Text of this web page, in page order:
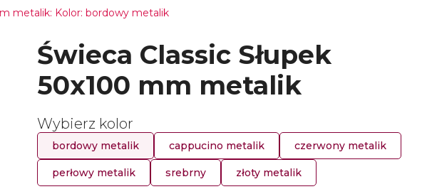
metalik: Kolor: bordowy metalik
Świeca Classic Słupek
50x100 mm metalik
Wybierz kolor
bordowy metalik cappucino metalik czerwony metalik
perłowy metalik srebrny złoty metalik